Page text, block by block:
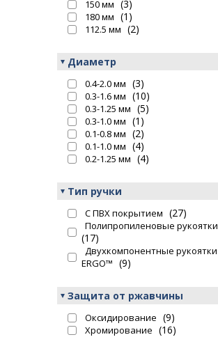
150 мм (3)
180 мм (1)
112.5 мм (2)
Диаметр
0.4-2.0 мм (3)
0.3-1.6 мм (10)
0.3-1.25 мм (5)
0.3-1.0 мм (1)
0.1-0.8 мм (2)
0.1-1.0 мм (4)
0.2-1.25 мм (4)
Тип ручки
С ПВХ покрытием (27)
Полипропиленовые рукоятки
(17)
Двухкомпонентные рукоятки
ERGO™ (9)
Защита от ржавчины
Оксидирование (9)
Хромирование (16)